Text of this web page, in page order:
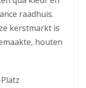
raadhuis.
kerstmarkt is
houten